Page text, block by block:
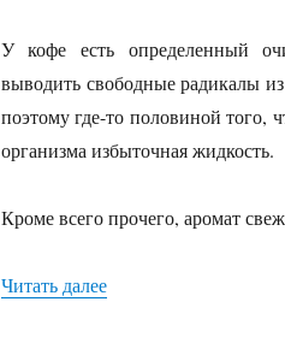
У кофе есть определенный
выводить свободные радикалы
поэтому где-то половиной того,
организма избыточная жидкость.
Кроме всего прочего, аромат
Читать далее«Кофейная диета»